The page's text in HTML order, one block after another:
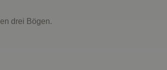
drei Bögen.